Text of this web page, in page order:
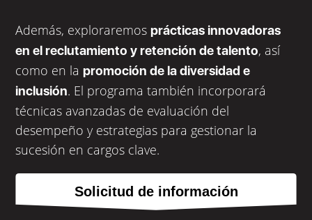
Además, exploraremos prácticas innovadoras
en el reclutamiento y retención de talento, así
como en la promoción de la diversidad e
inclusión. El programa también incorporará
técnicas avanzadas de evaluación del
desempeño y estrategias para gestionar la
sucesión en cargos clave.
Solicitud de información